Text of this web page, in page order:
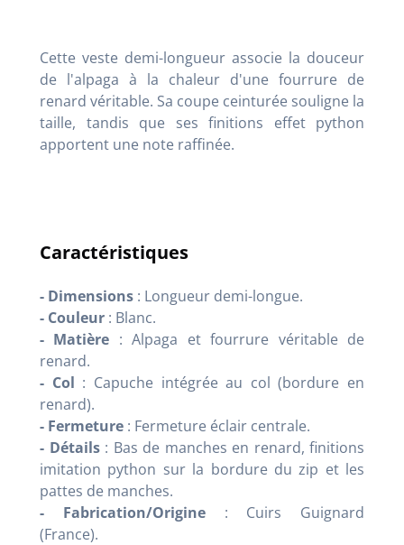
Cette veste demi-longueur associe la douceur
de l'alpaga à la chaleur d'une fourrure de
renard véritable. Sa coupe ceinturée souligne la
taille, tandis que ses finitions effet python
apportent une note raffinée.
Caractéristiques
- Dimensions : Longueur demi-longue.
- Couleur : Blanc.
- Matière : Alpaga et fourrure véritable de
renard.
- Col : Capuche intégrée au col (bordure en
renard).
- Fermeture : Fermeture éclair centrale.
- Détails: Bas de manches en renard, finitions
imitation python sur la bordure du zip et les
pattes de manches.
- Fabrication/Origine: Cuirs Guignard
(France).